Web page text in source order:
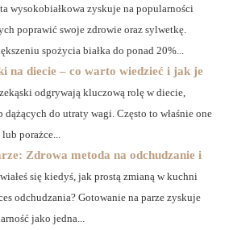
wysokobiałkowa zyskuje na popularności
poprawić swoje zdrowie oraz sylwetkę.
spożycia białka do ponad 20%...
na diecie – co warto wiedzieć i jak je
odgrywają kluczową rolę w diecie,
dążących do utraty wagi. Często to właśnie one
porażce...
Zdrowa metoda na odchudzanie i
się kiedyś, jak prostą zmianą w kuchni
odchudzania? Gotowanie na parze zyskuje
jako jedna...